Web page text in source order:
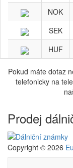
NOK
SEK
HUF
Pokud máte dotaz
telefonicky na
Prodej
Copyright © 2026